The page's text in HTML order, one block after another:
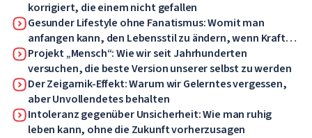
korrigiert, die einem nicht gefallen
Gesunder Lifestyle ohne Fanatismus: Womit man
anfangen kann, den Lebensstil zu ändern, wenn Kraft
und Motivation fehlen
Projekt „Mensch“: Wie wir seit Jahrhunderten
versuchen, die beste Version unserer selbst zu werden
Der Zeigarnik-Effekt: Warum wir Gelerntes vergessen,
aber Unvollendetes behalten
Intoleranz gegenüber Unsicherheit: Wie man ruhig
leben kann, ohne die Zukunft vorherzusagen